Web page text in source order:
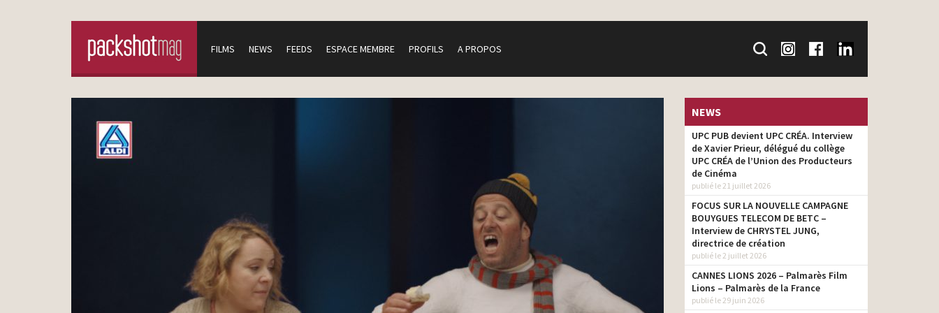
FILMS NEWS FEEDS ESPACE MEMBRE PROFILS A PROPOS
NEWS
UPC PUB devient UPC CRÉA. Interview
de Xavier Prieur, délégué du collège
UPC CRÉA de l’Union des Producteurs
de Cinéma
publié le 21 juillet 2026
FOCUS SUR LA NOUVELLE CAMPAGNE
BOUYGUES TELECOM DE BETC –
Interview de CHRYSTEL JUNG,
directrice de création
publié le 2 juillet 2026
CANNES LIONS 2026 – Palmarès Film
Lions – Palmarès de la France
publié le 29 juin 2026